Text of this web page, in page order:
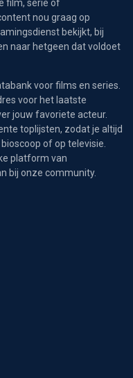
film, serie of
nou graag op
bekijkt, bij
naar hetgeen dat voldoet
voor films en series.
voor het laatste
jouw favoriete acteur.
toplijsten, zodat je altijd
of op televisie.
platform van
bij onze community.